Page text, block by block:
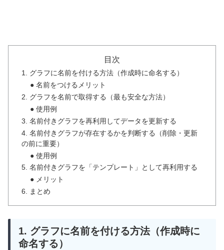
目次
1. グラフに名前を付ける方法（作成時に命名する）
● 名前をつけるメリット
2. グラフを名前で取得する（最も安全な方法）
● 使用例
3. 名前付きグラフを再利用してデータを更新する
4. 名前付きグラフが存在するかを判断する（削除・更新
の前に重要）
● 使用例
5. 名前付きグラフを「テンプレート」として再利用する
● メリット
6. まとめ
1. グラフに名前を付ける方法（作成時に
命名する）